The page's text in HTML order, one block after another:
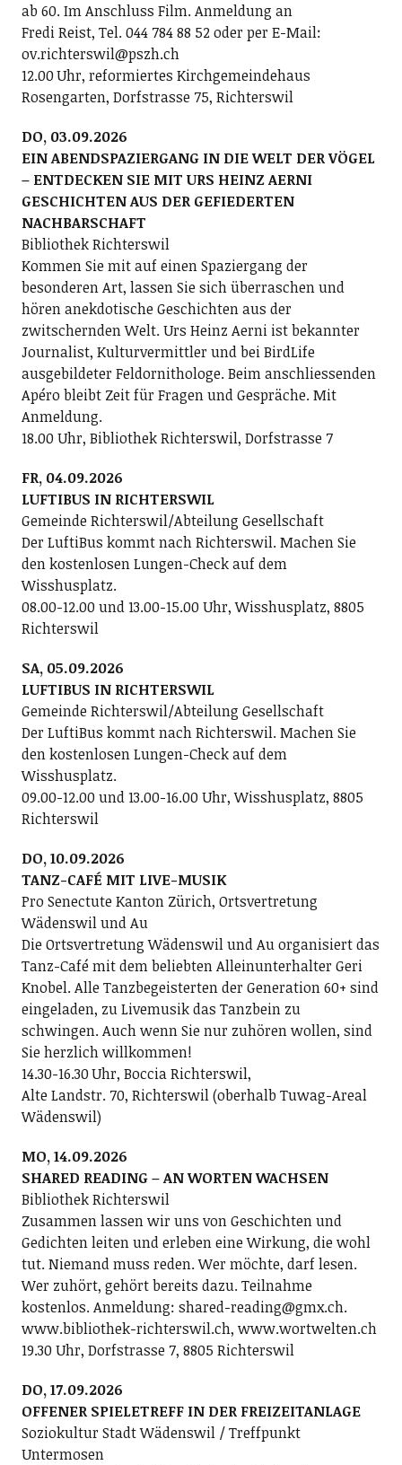
ab 60. Im Anschluss Film. Anmeldung an
Fredi Reist, Tel. 044 784 88 52 oder per E-Mail:
ov.richterswil@pszh.ch
12.00 Uhr, reformiertes Kirchgemeindehaus
Rosengarten, Dorfstrasse 75, Richterswil
DO, 03.09.2026
EIN ABENDSPAZIERGANG IN DIE WELT DER VÖGEL
– ENTDECKEN SIE MIT URS HEINZ AERNI
GESCHICHTEN AUS DER GEFIEDERTEN
NACHBARSCHAFT
Bibliothek Richterswil
Kommen Sie mit auf einen Spaziergang der
besonderen Art, lassen Sie sich überraschen und
hören anekdotische Geschichten aus der
zwitschernden Welt. Urs Heinz Aerni ist bekannter
Journalist, Kulturvermittler und bei BirdLife
ausgebildeter Feldornithologe. Beim anschliessenden
Apéro bleibt Zeit für Fragen und Gespräche. Mit
Anmeldung.
18.00 Uhr, Bibliothek Richterswil, Dorfstrasse 7
FR, 04.09.2026
LUFTIBUS IN RICHTERSWIL
Gemeinde Richterswil/Abteilung Gesellschaft
Der LuftiBus kommt nach Richterswil. Machen Sie
den kostenlosen Lungen-Check auf dem
Wisshusplatz.
08.00-12.00 und 13.00-15.00 Uhr, Wisshusplatz, 8805
Richterswil
SA, 05.09.2026
LUFTIBUS IN RICHTERSWIL
Gemeinde Richterswil/Abteilung Gesellschaft
Der LuftiBus kommt nach Richterswil. Machen Sie
den kostenlosen Lungen-Check auf dem
Wisshusplatz.
09.00-12.00 und 13.00-16.00 Uhr, Wisshusplatz, 8805
Richterswil
DO, 10.09.2026
TANZ-CAFÉ MIT LIVE-MUSIK
Pro Senectute Kanton Zürich, Ortsvertretung
Wädenswil und Au
Die Ortsvertretung Wädenswil und Au organisiert das
Tanz-Café mit dem beliebten Alleinunterhalter Geri
Knobel. Alle Tanzbegeisterten der Generation 60+ sind
eingeladen, zu Livemusik das Tanzbein zu
schwingen. Auch wenn Sie nur zuhören wollen, sind
Sie herzlich willkommen!
14.30-16.30 Uhr, Boccia Richterswil,
Alte Landstr. 70, Richterswil (oberhalb Tuwag-Areal
Wädenswil)
MO, 14.09.2026
SHARED READING – AN WORTEN WACHSEN
Bibliothek Richterswil
Zusammen lassen wir uns von Geschichten und
Gedichten leiten und erleben eine Wirkung, die wohl
tut. Niemand muss reden. Wer möchte, darf lesen.
Wer zuhört, gehört bereits dazu. Teilnahme
kostenlos. Anmeldung: shared-reading@gmx.ch.
www.bibliothek-richterswil.ch, www.wortwelten.ch
19.30 Uhr, Dorfstrasse 7, 8805 Richterswil
DO, 17.09.2026
OFFENER SPIELETREFF IN DER FREIZEITANLAGE
Soziokultur Stadt Wädenswil / Treffpunkt
Untermosen